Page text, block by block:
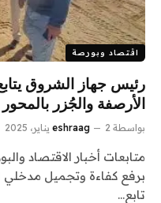
اقتصاد وبورصة
رئيس جهاز الشروق
الأرصفة والجُزر
بواسطة eshraag 2 يناير، 2025
متابعات أخبار الاقتصاد
تابع…